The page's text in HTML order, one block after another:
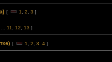
[ 1 2 3 ]
11 12 13 ]
[ 1 2 3 4 ]